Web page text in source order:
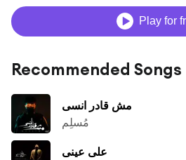
Play for
Recommended Songs
مش قادر انسى
مُسلِم
على عينى